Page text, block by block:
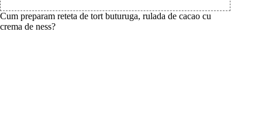
Cum preparam reteta de tort buturuga, rulada de cacao cu
crema de ness?